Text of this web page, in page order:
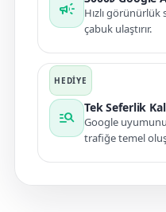
campaign
Hızlı
çabuk ulaştırır.
manage_search
Tek Seferlik
Google
trafiğe temel